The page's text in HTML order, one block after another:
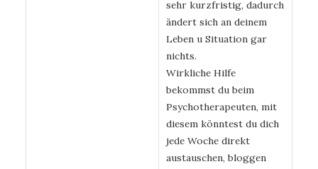
sehr kurzfristig, dadurch
ändert sich an deinem
Leben u Situation gar
nichts.
Wirkliche Hilfe
bekommst du beim
Psychotherapeuten, mit
diesem könntest du dich
jede Woche direkt
austauschen, bloggen